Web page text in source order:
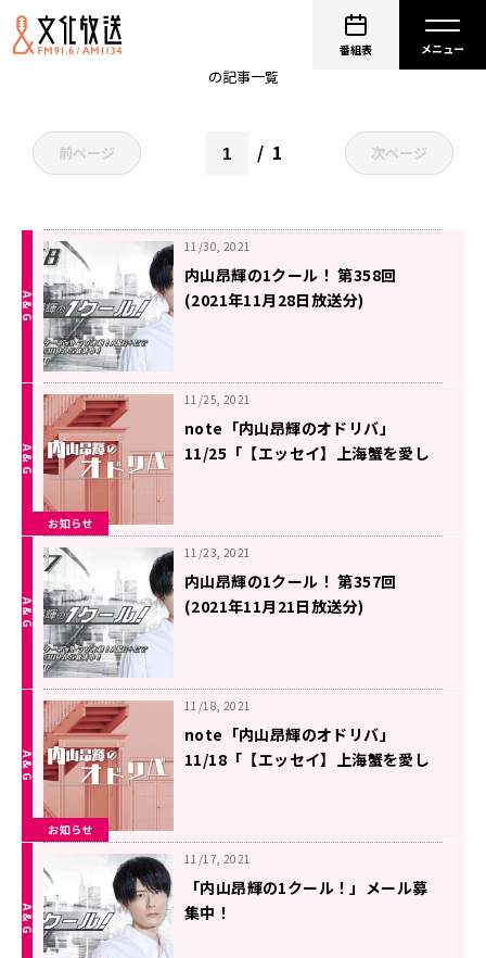
番組表
の記事一覧
前ページ 1 次ページ
11/30, 2021
内山昂輝の1クール！ 第358回
(2021年11月28日放送分)
お知らせ
11/25, 2021
note「内山昂輝のオドリバ」
11/25「【エッセイ】上海蟹を愛し
11/23, 2021
内山昂輝の1クール！ 第357回
(2021年11月21日放送分)
お知らせ
11/18, 2021
note「内山昂輝のオドリバ」
11/18「【エッセイ】上海蟹を愛し
11/17, 2021
「内山昂輝の1クール！」メール募
集中！